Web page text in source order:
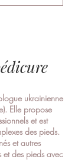
ukrainienne
Elle propose
et est
des pieds.
et autres
et des pieds avec